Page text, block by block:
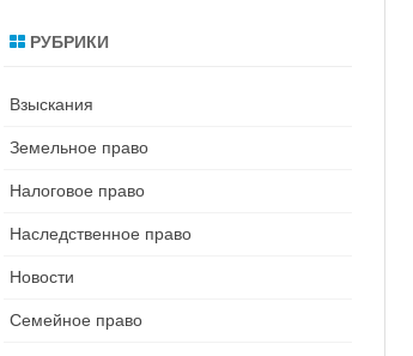
РУБРИКИ
Взыскания
Земельное право
Налоговое право
Наследственное право
Новости
Семейное право